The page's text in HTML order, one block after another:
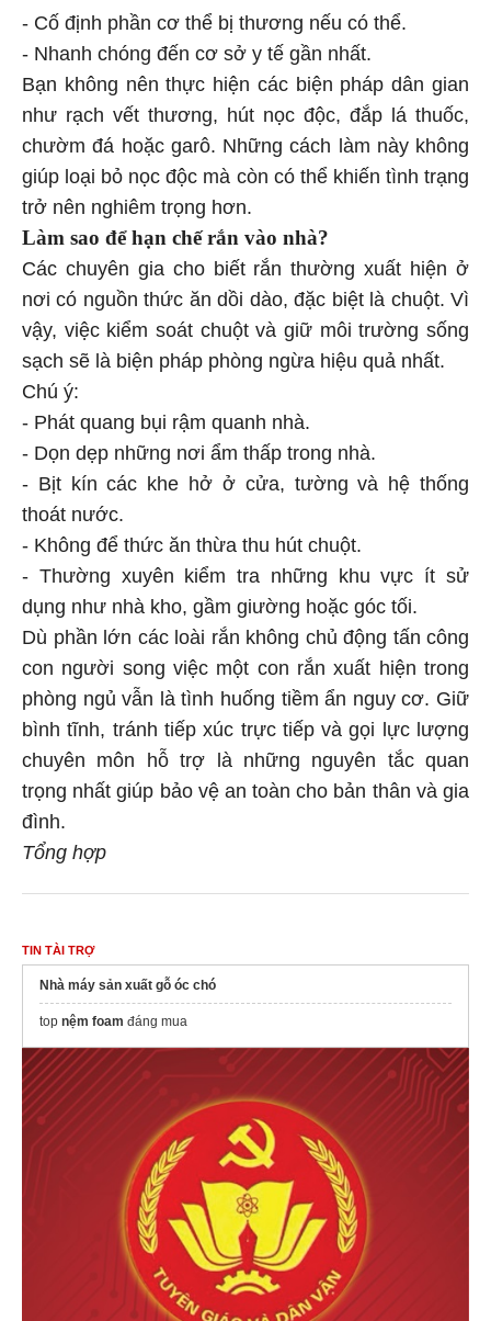
- Cố định phần cơ thể bị thương nếu có thể.
- Nhanh chóng đến cơ sở y tế gần nhất.
Bạn không nên thực hiện các biện pháp dân gian
như rạch vết thương, hút nọc độc, đắp lá thuốc,
chườm đá hoặc garô. Những cách làm này không
giúp loại bỏ nọc độc mà còn có thể khiến tình trạng
trở nên nghiêm trọng hơn.
Làm sao để hạn chế rắn vào nhà?
Các chuyên gia cho biết rắn thường xuất hiện ở
nơi có nguồn thức ăn dồi dào, đặc biệt là chuột. Vì
vậy, việc kiểm soát chuột và giữ môi trường sống
sạch sẽ là biện pháp phòng ngừa hiệu quả nhất.
Chú ý:
- Phát quang bụi rậm quanh nhà.
- Dọn dẹp những nơi ẩm thấp trong nhà.
- Bịt kín các khe hở ở cửa, tường và hệ thống
thoát nước.
- Không để thức ăn thừa thu hút chuột.
- Thường xuyên kiểm tra những khu vực ít sử
dụng như nhà kho, gầm giường hoặc góc tối.
Dù phần lớn các loài rắn không chủ động tấn công
con người song việc một con rắn xuất hiện trong
phòng ngủ vẫn là tình huống tiềm ẩn nguy cơ. Giữ
bình tĩnh, tránh tiếp xúc trực tiếp và gọi lực lượng
chuyên môn hỗ trợ là những nguyên tắc quan
trọng nhất giúp bảo vệ an toàn cho bản thân và gia
đình.
Tổng hợp
TIN TÀI TRỢ
Nhà máy sản xuất gỗ óc chó
top nệm foam đáng mua